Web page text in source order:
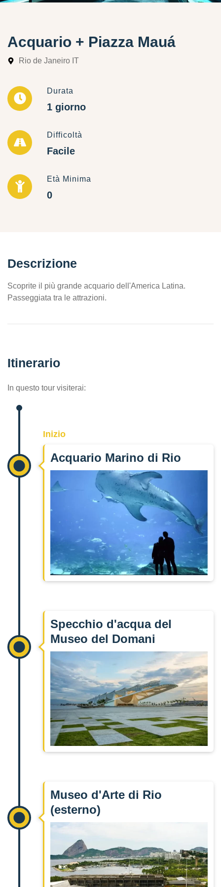
Acquario + Piazza Mauá
Rio de Janeiro IT
Durata
1 giorno
Difficoltà
Facile
Età Minima
0
Descrizione
Scoprite il più grande acquario dell'America Latina.
Passeggiata tra le attrazioni.
Itinerario
In questo tour visiterai:
Inizio
Acquario Marino di Rio
Specchio d'acqua del
Museo del Domani
Museo d'Arte di Rio
(esterno)